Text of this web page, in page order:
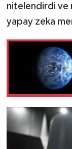
nitelendirdi ve
yapay zeka
Rüya
Şaphane
Simav
Siyaset
Spor